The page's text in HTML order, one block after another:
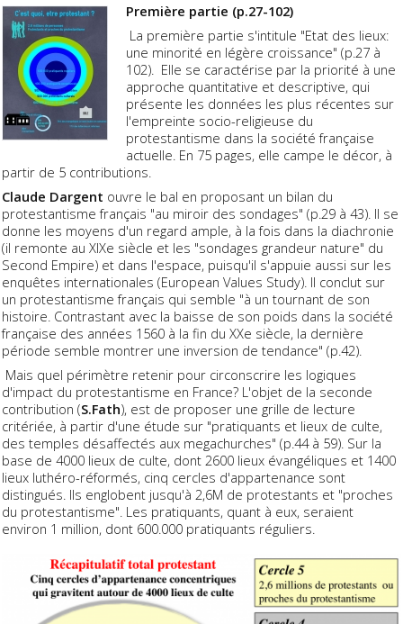
Première partie (p.27-102)
La première partie s'intitule "Etat des lieux:
une minorité en légère croissance" (p.27 à
102). Elle se caractérise par la priorité à une
approche quantitative et descriptive, qui
présente les données les plus récentes sur
l'empreinte socio-religieuse du
protestantisme dans la société française
actuelle. En 75 pages, elle campe le décor, à
partir de 5 contributions.
Claude Dargent ouvre le bal en proposant un bilan du
protestantisme français "au miroir des sondages" (p.29 à 43). Il se
donne les moyens d'un regard ample, à la fois dans la diachronie
(il remonte au XIXe siècle et les "sondages grandeur nature" du
Second Empire) et dans l'espace, puisqu'il s'appuie aussi sur les
enquêtes internationales (European Values Study). Il conclut sur
un protestantisme français qui semble "à un tournant de son
histoire. Contrastant avec la baisse de son poids dans la société
française des années 1560 à la fin du XXe siècle, la dernière
période semble montrer une inversion de tendance" (p.42).
Mais quel périmètre retenir pour circonscrire les logiques
d'impact du protestantisme en France? L'objet de la seconde
contribution (S.Fath), est de proposer une grille de lecture
critériée, à partir d'une étude sur "pratiquants et lieux de culte,
des temples désaffectés aux megachurches" (p.44 à 59). Sur la
base de 4000 lieux de culte, dont 2600 lieux évangéliques et 1400
lieux luthéro-réformés, cinq cercles d'appartenance sont
distingués. Ils englobent jusqu'à 2,6M de protestants et "proches
du protestantisme". Les pratiquants, quant à eux, seraient
environ 1 million, dont 600.000 pratiquants réguliers.